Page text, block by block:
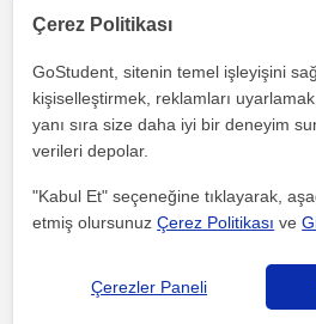
Çerez Politikası
GoStudent, sitenin temel işleyişini
kişiselleştirmek, reklamları
yanı sıra size daha iyi bir deneyim
verileri depolar.
"Kabul Et" seçeneğine tıklayarak,
etmiş olursunuzÇerez Politikası ve
Çerezler Paneli